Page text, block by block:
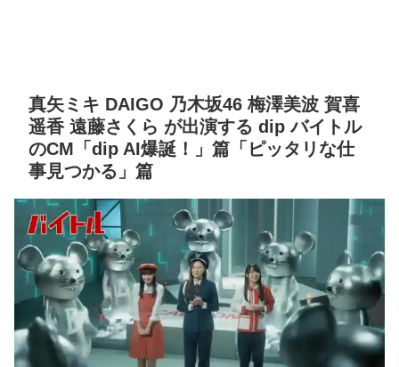
真矢ミキ DAIGO 乃木坂46 梅澤美波 賀喜
遥香 遠藤さくら が出演する dip バイトル
のCM「dip AI爆誕！」篇「ピッタリな仕
事見つかる」篇